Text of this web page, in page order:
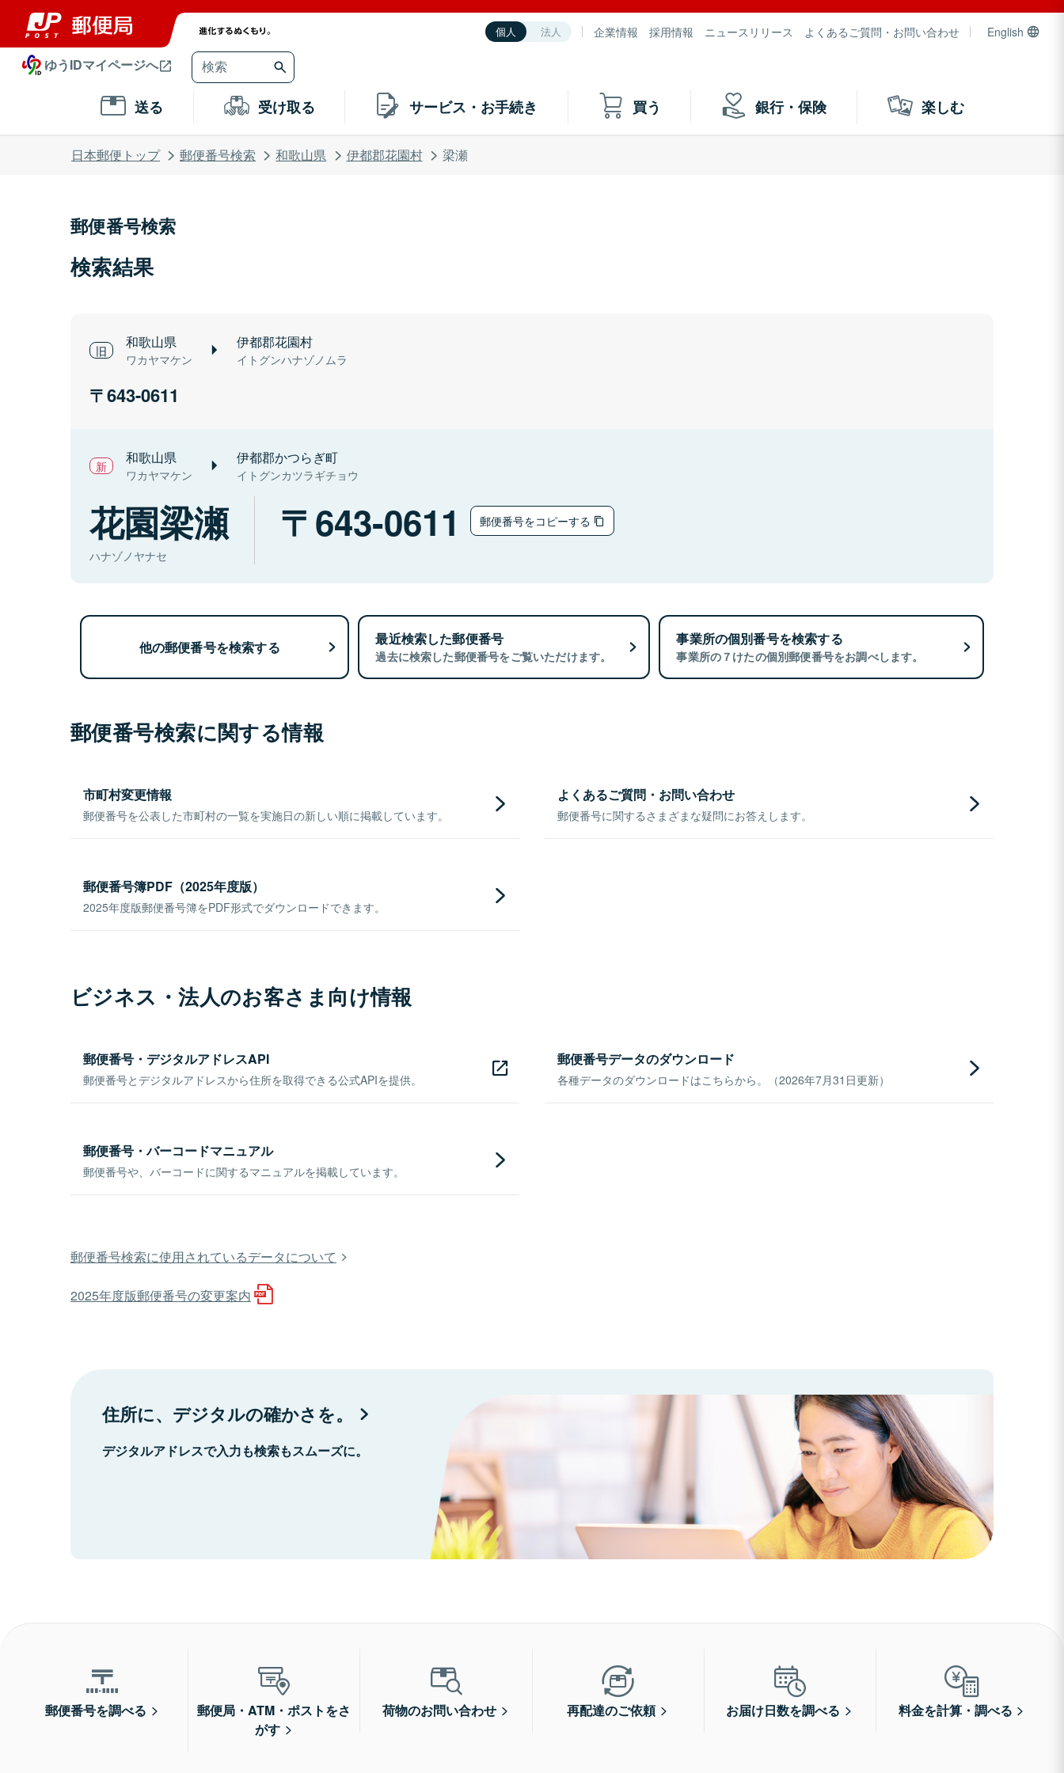
個人 法人 企業情報 採用情報 ニュースリリース よくあるご質問・お問い合わせ English
ゆうIDマイページへ
送る 受け取る サービス・お手続き 買う 銀行・保険 楽しむ
日本郵便トップ 郵便番号検索 和歌山県 伊都郡花園村 梁瀬
郵便番号検索
検索結果
和歌山県
ワカヤマケン
伊都郡花園村
イトグンハナゾノムラ
643-0611
和歌山県
ワカヤマケン
伊都郡かつらぎ町
イトグンカツラギチョウ
花園梁瀬
ハナゾノヤナセ
643-0611 郵便番号をコピーする
他の郵便番号を検索する 最近検索した郵便番号
過去に検索した郵便番号をご覧いただけます。
事業所の個別番号を検索する
事業所の７けたの個別郵便番号をお調べします。
郵便番号検索に関する情報
市町村変更情報
郵便番号を公表した市町村の一覧を実施日の新しい順に掲載しています。
よくあるご質問・お問い合わせ
郵便番号に関するさまざまな疑問にお答えします。
郵便番号簿PDF（2025年度版）
2025年度版郵便番号簿をPDF形式でダウンロードできます。
ビジネス・法人のお客さま向け情報
郵便番号・デジタルアドレスAPI
郵便番号とデジタルアドレスから住所を取得できる公式APIを提供。
郵便番号データのダウンロード
各種データのダウンロードはこちらから。（2026年7月31日更新）
郵便番号・バーコードマニュアル
郵便番号や、バーコードに関するマニュアルを掲載しています。
郵便番号検索に使用されているデータについて
2025年度版郵便番号の変更案内
住所に、デジタルの確かさを。
デジタルアドレスで入力も検索もスムーズに。
郵便番号を調べる
郵便局・ATM・ポストをさ
がす
荷物のお問い合わせ 再配達のご依頼 お届け日数を調べる 料金を計算・調べる